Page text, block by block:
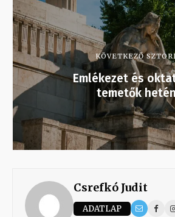
KÖVETKEZŐ
Emlékezet és
temetők hetén
Csrefkó Judit
ADATLAP